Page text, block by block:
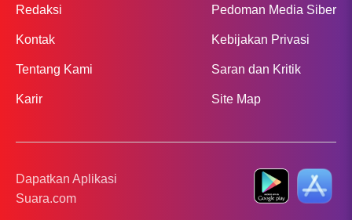
Redaksi
Kontak
Tentang Kami
Karir
Pedoman Media Siber
Kebijakan Privasi
Saran dan Kritik
Site Map
Dapatkan Aplikasi
Suara.com